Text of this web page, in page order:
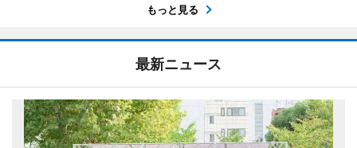
もっと見る
最新ニュース